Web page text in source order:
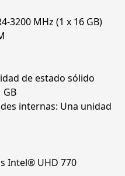
3200 MHz (1 x 16 GB)
de estado sólido
GB
internas: Una unidad
Intel® UHD 770